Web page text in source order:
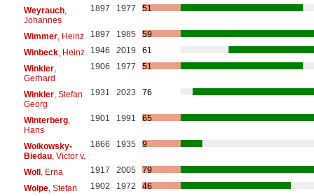
Weyrauch,
Johannes
1897 1977 51
Wimmer, Heinz 1897 1985
59
Winbeck, Heinz 1946 2019
61
Winkler,
Gerhard
1906 1977 51
Winkler, Stefan
Georg
1931 2023 76
Winterberg,
Hans
1901 1991 65
Woikowsky-
Biedau, Victor v.
1866 1935 9
Woll, Erna 1917 2005
79
Wolpe, Stefan 1902 1972
46